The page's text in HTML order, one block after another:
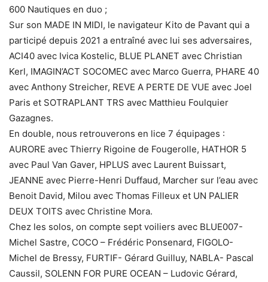
600 Nautiques en duo ;
Sur son MADE IN MIDI, le navigateur Kito de Pavant qui a
participé depuis 2021 a entraîné avec lui ses adversaires,
ACI40 avec Ivica Kostelic, BLUE PLANET avec Christian
Kerl, IMAGIN’ACT SOCOMEC avec Marco Guerra, PHARE 40
avec Anthony Streicher, REVE A PERTE DE VUE avec Joel
Paris et SOTRAPLANT TRS avec Matthieu Foulquier
Gazagnes.
En double, nous retrouverons en lice 7 équipages :
AURORE avec Thierry Rigoine de Fougerolle, HATHOR 5
avec Paul Van Gaver, HPLUS avec Laurent Buissart,
JEANNE avec Pierre-Henri Duffaud, Marcher sur l’eau avec
Benoit David, Milou avec Thomas Filleux et UN PALIER
DEUX TOITS avec Christine Mora.
Chez les solos, on compte sept voiliers avec BLUE007-
Michel Sastre, COCO – Frédéric Ponsenard, FIGOLO-
Michel de Bressy, FURTIF- Gérard Guilluy, NABLA- Pascal
Caussil, SOLENN FOR PURE OCEAN – Ludovic Gérard,